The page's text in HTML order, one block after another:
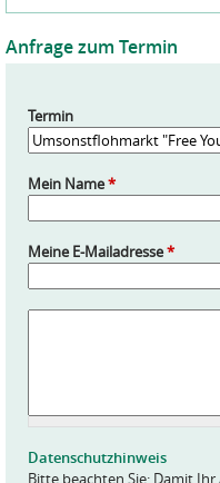
Anfrage zum Termin
Termin
Mein Name*
Meine E-Mailadresse*
*
Datenschutzhinweis
Bitte beachten Sie: Damit